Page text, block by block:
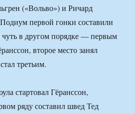
(«Вольво») и Ричард
первой гонки составили
в другом порядке — первым
второе место занял
третьим.
стартовал Гёранссон,
ряду составил швед Тед